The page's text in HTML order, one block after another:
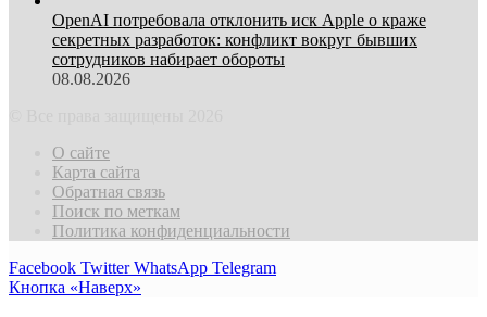
OpenAI потребовала отклонить иск Apple о краже
секретных разработок: конфликт вокруг бывших
сотрудников набирает обороты
08.08.2026
О сайте
Карта сайта
Обратная связь
Поиск по меткам
Политика конфиденциальности
Facebook Twitter WhatsApp Telegram
Кнопка «Наверх»